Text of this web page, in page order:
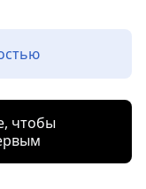
чтобы